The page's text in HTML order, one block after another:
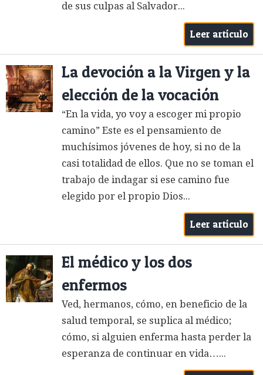
de sus culpas al Salvador...
Leer artículo
La devoción a la Virgen y la
elección de la vocación
“En la vida, yo voy a escoger mi propio
camino” Este es el pensamiento de
muchísimos jóvenes de hoy, si no de la
casi totalidad de ellos. Que no se toman el
trabajo de indagar si ese camino fue
elegido por el propio Dios...
Leer artículo
El médico y los dos
enfermos
Ved, hermanos, cómo, en beneficio de la
salud temporal, se suplica al médico;
cómo, si alguien enferma hasta perder la
esperanza de continuar en vida…...